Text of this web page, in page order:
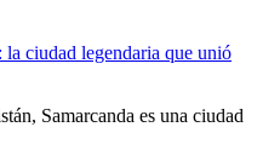
la ciudad legendaria que unió
Samarcanda es una ciudad